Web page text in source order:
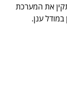
את המערכת
ענן.